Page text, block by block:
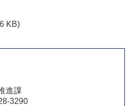
KB)
進課
3290